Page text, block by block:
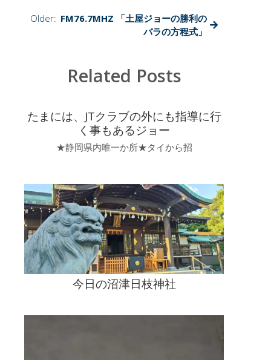
Older: FM76.7MHZ 「土屋ジョーの勝利の
バラの方程式」
Related Posts
たまには、JTクラブの外にも指導に行
く事もあるジョー
★静岡県内唯一か所★タイから招
今日の沼津日枝神社